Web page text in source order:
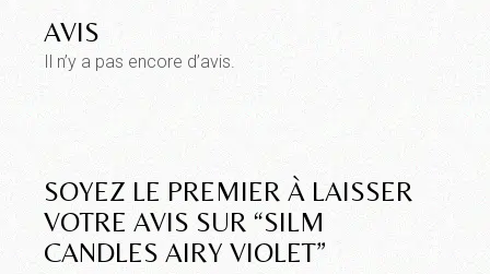
AVIS
Il n’y a pas encore d’avis.
SOYEZ LE PREMIER À LAISSER
VOTRE AVIS SUR “SILM
CANDLES AIRY VIOLET”